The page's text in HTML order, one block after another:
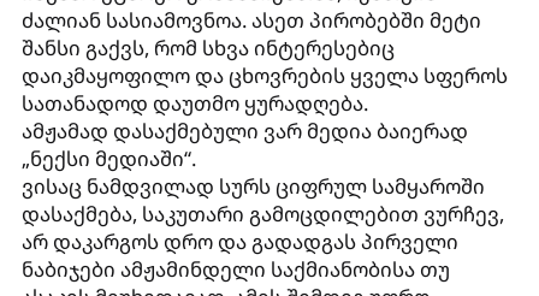
ძალიან სასიამოვნოა. ასეთ პირობებში მეტი
შანსი გაქვს, რომ სხვა ინტერესებიც
დაიკმაყოფილო და ცხოვრების ყველა სფეროს
სათანადოდ დაუთმო ყურადღება.
ამჟამად დასაქმებული ვარ მედია ბაიერად
„ნექსი მედიაში“.
ვისაც ნამდვილად სურს ციფრულ სამყაროში
დასაქმება, საკუთარი გამოცდილებით ვურჩევ,
არ დაკარგოს დრო და გადადგას პირველი
ნაბიჯები ამჟამინდელი საქმიანობისა თუ